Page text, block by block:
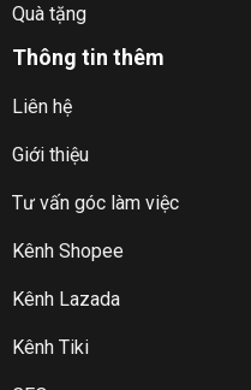
Quà tặng
Thông tin thêm
Liên hệ
Giới thiệu
Tư vấn góc làm việc
Kênh Shopee
Kênh Lazada
Kênh Tiki